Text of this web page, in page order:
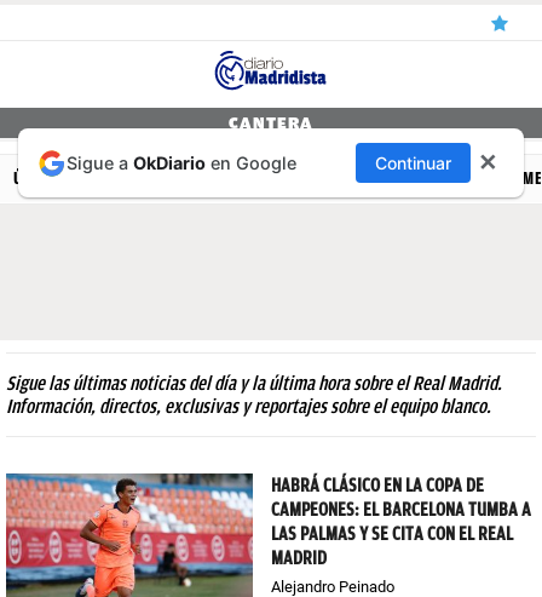
NOTICIAS
FICHAJES
FEMENINO
PAPARAZZI
OKDIARIO
CANTERA
ÚLTIMAS NOTICIAS REAL MADRID BALONCESTO CANTERA
Sigue las últimas noticias del día y la última hora sobre el Real Madrid.
Información, directos, exclusivas y reportajes sobre el equipo blanco.
HABRÁ CLÁSICO EN LA COPA DE
CAMPEONES: EL BARCELONA TUMBA A
LAS PALMAS Y SE CITA CON EL REAL
MADRID
Alejandro Peinado
Sigue a OkDiario en Google Continuar ✕